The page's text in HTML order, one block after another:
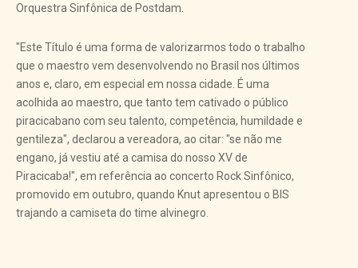
Orquestra Sinfônica de Postdam.
"Este Título é uma forma de valorizarmos todo o trabalho
que o maestro vem desenvolvendo no Brasil nos últimos
anos e, claro, em especial em nossa cidade. É uma
acolhida ao maestro, que tanto tem cativado o público
piracicabano com seu talento, competência, humildade e
gentileza", declarou a vereadora, ao citar: "se não me
engano, já vestiu até a camisa do nosso XV de
Piracicaba!", em referência ao concerto Rock Sinfônico,
promovido em outubro, quando Knut apresentou o BIS
trajando a camiseta do time alvinegro.